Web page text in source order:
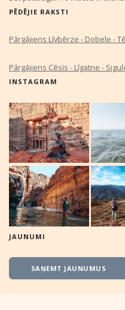
PĒDĒJIE RAKSTI
Pārgājiens Līvbērze - Dobele -
Pārgājiens Cēsis - Līgatne -
INSTAGRAM
JAUNUMI
SAŅEMT JAUNUMUS